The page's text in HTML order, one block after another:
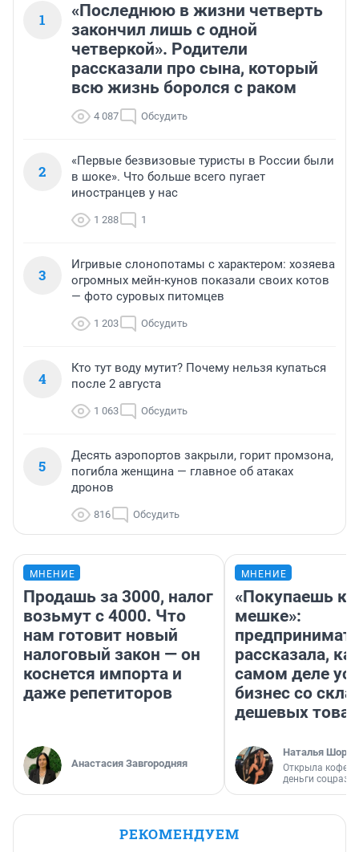
1
«Последнюю в жизни четверть
закончил лишь с одной
четверкой». Родители
рассказали про сына, который
всю жизнь боролся с раком
4 087 Обсудить
2
«Первые безвизовые туристы в России были
в шоке». Что больше всего пугает
иностранцев у нас
1 288 1
3
Игривые слонопотамы с характером: хозяева
огромных мейн-кунов показали своих котов
— фото суровых питомцев
1 203 Обсудить
4
Кто тут воду мутит? Почему нельзя купаться
после 2 августа
1 063 Обсудить
5
Десять аэропортов закрыли, горит промзона,
погибла женщина — главное об атаках
дронов
816 Обсудить
МНЕНИЕ
Продашь за 3000, налог
возьмут с 4000. Что
нам готовит новый
налоговый закон — он
коснется импорта и
даже репетиторов
Анастасия Завгородняя
МНЕНИЕ
«Покупаешь
мешке»:
рассказала,
самом деле
бизнес со
дешевых
Наталья
Открыла
деньги
РЕКОМЕНДУЕМ